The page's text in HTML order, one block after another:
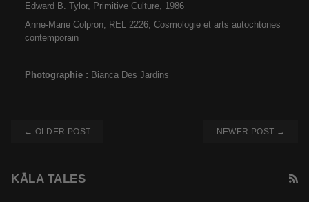
Edward B. Tylor, Primitive Culture, 1986
Anne-Marie Colpron, REL 2226, Cosmologie et arts autochtones
contemporain
Photographie : Bianca Des Jardins
← OLDER POST NEWER POST →
KĀLA TALES